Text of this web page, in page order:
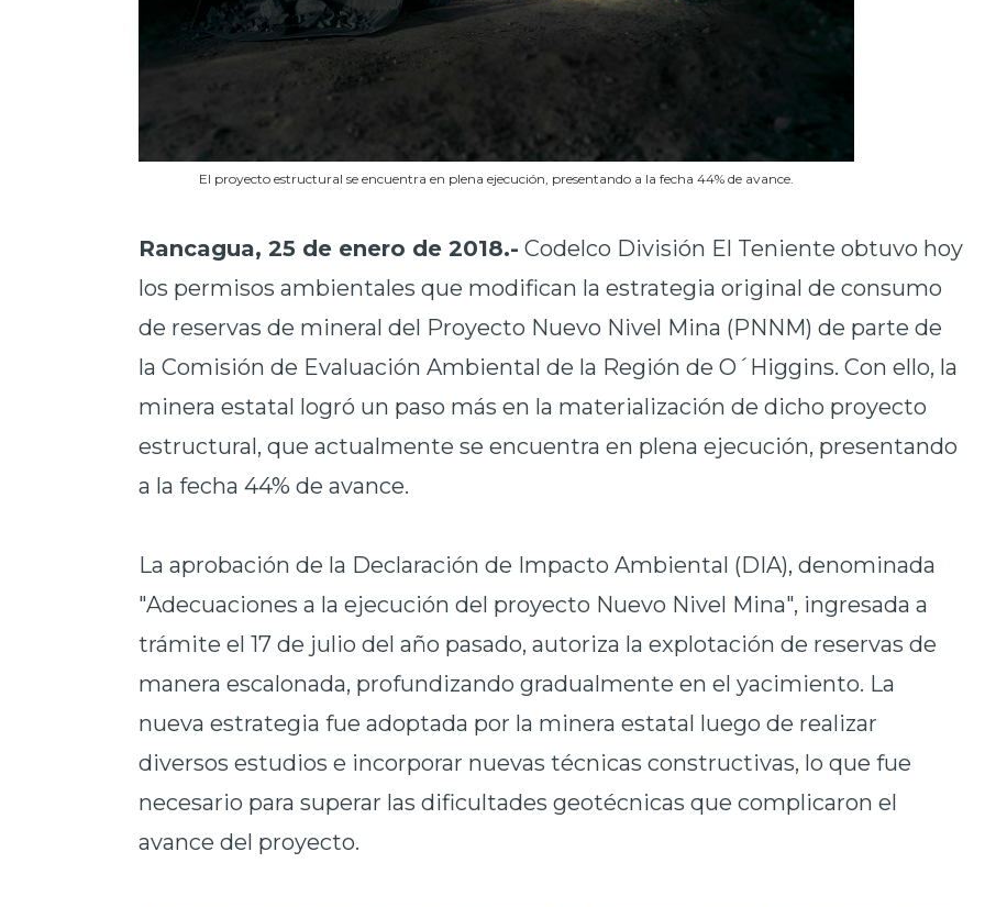
El proyecto estructural se encuentra en plena ejecución, presentando a la fecha 44% de avance.
Rancagua, 25 de enero de 2018.- Codelco División El Teniente obtuvo hoy
los permisos ambientales que modifican la estrategia original de consumo
de reservas de mineral del Proyecto Nuevo Nivel Mina (PNNM) de parte de
la Comisión de Evaluación Ambiental de la Región de O´Higgins. Con ello, la
minera estatal logró un paso más en la materialización de dicho proyecto
estructural, que actualmente se encuentra en plena ejecución, presentando
a la fecha 44% de avance.
La aprobación de la Declaración de Impacto Ambiental (DIA), denominada
"Adecuaciones a la ejecución del proyecto Nuevo Nivel Mina", ingresada a
trámite el 17 de julio del año pasado, autoriza la explotación de reservas de
manera escalonada, profundizando gradualmente en el yacimiento. La
nueva estrategia fue adoptada por la minera estatal luego de realizar
diversos estudios e incorporar nuevas técnicas constructivas, lo que fue
necesario para superar las dificultades geotécnicas que complicaron el
avance del proyecto.